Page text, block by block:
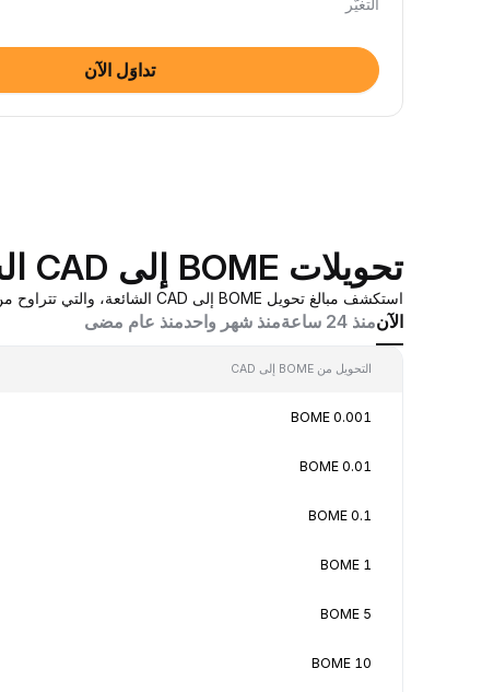
التغيُّر
تداوَل الآن
تحويلات BOME إلى CAD الشائعة
استكشف مبالغ تحويل BOME إلى CAD الشائعة، والتي تتراوح من 0.001 BOME إلى 100 BOME، بقيم تحويل في الوقت الفعلي بناءً على عروض أسعار صانع السوق المُجمَّعة من Bybit.
الآنمنذ 24 ساعة منذ شهر واحدمنذ عام مضى
التحويل من BOME إلى CAD
0.001 BOME
0.01 BOME
0.1 BOME
1 BOME
5 BOME
10 BOME